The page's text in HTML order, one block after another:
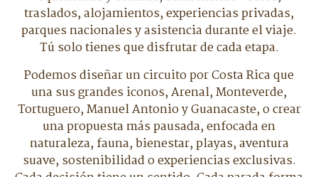
traslados, alojamientos, experiencias privadas,
parques nacionales y asistencia durante el viaje.
Tú solo tienes que disfrutar de cada etapa.
Podemos diseñar un circuito por Costa Rica que
una sus grandes iconos, Arenal, Monteverde,
Tortuguero, Manuel Antonio y Guanacaste, o crear
una propuesta más pausada, enfocada en
naturaleza, fauna, bienestar, playas, aventura
suave, sostenibilidad o experiencias exclusivas.